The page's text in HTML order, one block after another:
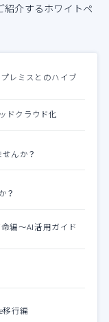
紹介するホワイトペ
レミスとのハイブ
ドクラウド化
んか？
？
編～AI活用ガイド
移行編